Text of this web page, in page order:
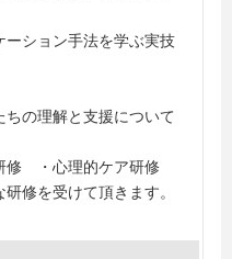
ーション手法を学ぶ実技
ちの理解と支援について
修 ・心理的ケア研修
修を受けて頂きます。